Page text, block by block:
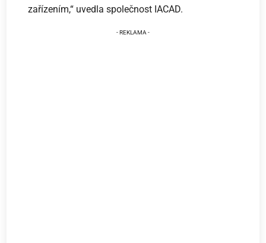
zařízením,“ uvedla společnost IACAD.